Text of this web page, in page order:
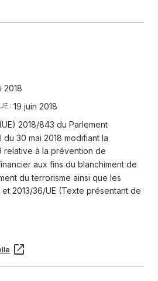
2018
: 19 juin 2018
2018/843 du Parlement
30 mai 2018 modifiant la
relative à la prévention de
aux fins du blanchiment de
du terrorisme ainsi que les
2013/36/UE (Texte présentant de